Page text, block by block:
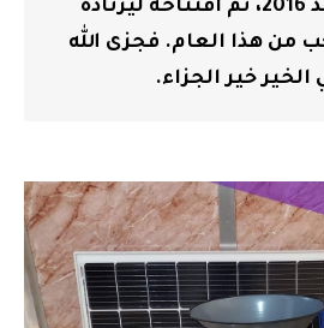
كان مغلقا ً منذ 2016، تم افتتاحه ليرتاده
من هذا العام. فجزى الله
الخير خير الجزاء.